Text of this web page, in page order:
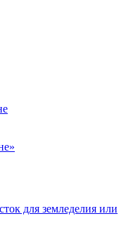
для земледелия или